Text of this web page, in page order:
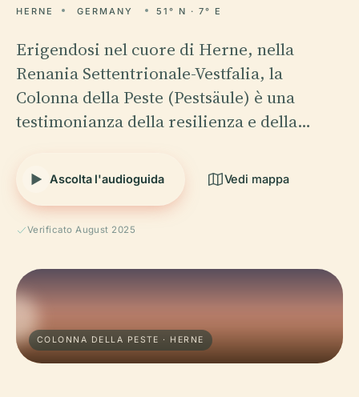
HERNE GERMANY 51° N · 7° E
Erigendosi nel cuore di Herne, nella
Renania Settentrionale-Vestfalia, la
Colonna della Peste (Pestsäule) è una
testimonianza della resilienza e della…
Ascolta l'audioguida Vedi mappa
Verificato August 2025
COLONNA DELLA PESTE · HERNE